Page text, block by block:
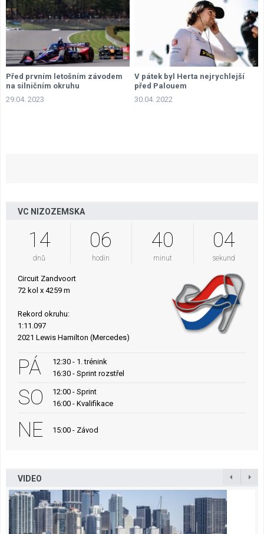
Před prvním letošním závodem
na silničním okruhu
29.04. 2023
V pátek byl Herta nejrychlejší
před Palouem
30.04. 2022
VC NIZOZEMSKA
14
dnů
06
hodin
40
minut
03
sekund
Circuit Zandvoort
72 kol x 4259 m
Rekord okruhu:
1:11.097
2021 Lewis Hamilton (Mercedes)
PÁ
12:30 - 1. trénink
16:30 - Sprint rozstřel
SO
12:00 - Sprint
16:00 - Kvalifikace
NE 15:00 - Závod
VIDEO